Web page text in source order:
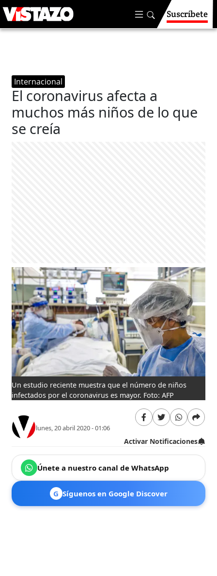
Suscríbete
Internacional
El coronavirus afecta a
muchos más niños de lo que
se creía
Un estudio reciente muestra que el número de niños
infectados por el coronavirus es mayor. Foto: AFP
lunes, 20 abril 2020 - 01:06
Activar Notificaciones
Únete a nuestro canal de WhatsApp
G Síguenos en Google Discover